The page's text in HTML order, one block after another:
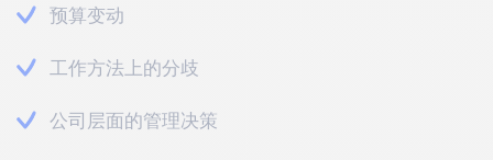
预算变动
工作方法上的分歧
公司层面的管理决策